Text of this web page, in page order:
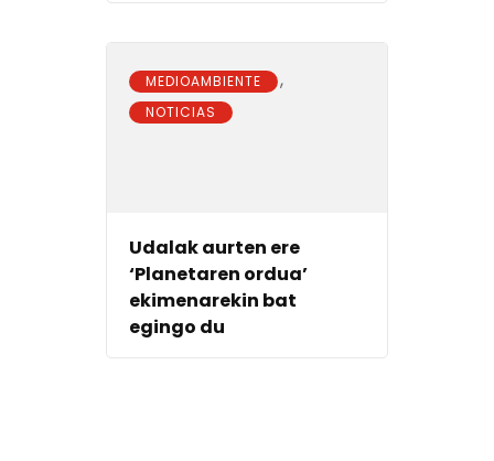
MEDIOAMBIENTE ,
NOTICIAS
Udalak aurten ere
‘Planetaren ordua’
ekimenarekin bat
egingo du